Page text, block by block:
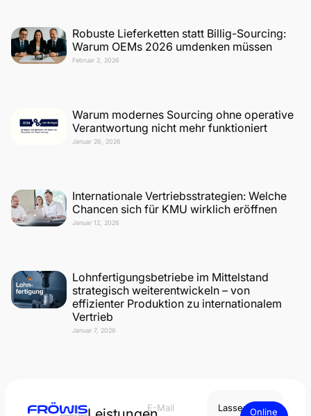
Robuste Lieferketten statt Billig-Sourcing:
Warum OEMs 2026 umdenken müssen
Februar 2, 2026
Warum modernes Sourcing ohne operative
Verantwortung nicht mehr funktioniert
Januar 26, 2026
Internationale Vertriebsstrategien: Welche
Chancen sich für KMU wirklich eröffnen
Januar 12, 2026
Lohnfertigungsbetriebe im Mittelstand
strategisch weiterentwickeln – von
effizienter Produktion zu internationalem
Vertrieb
Januar 7, 2026
E-Mail
Lassen Online